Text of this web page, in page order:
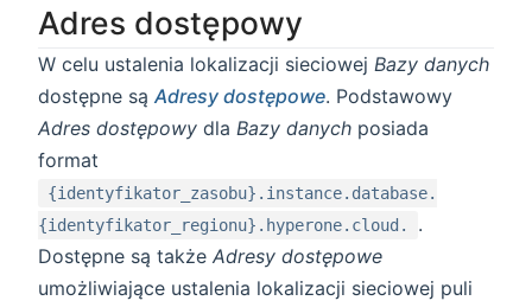
Adres dostępowy
W celu ustalenia lokalizacji sieciowej Bazy danych
dostępne sąAdresy dostępowe. Podstawowy
Adres dostępowy dla Bazy danych posiada
format
{identyfikator_zasobu}.instance.database.
{identyfikator_regionu}.hyperone.cloud.
.
Dostępne są także Adresy dostępowe
umożliwiające ustalenia lokalizacji sieciowej puli